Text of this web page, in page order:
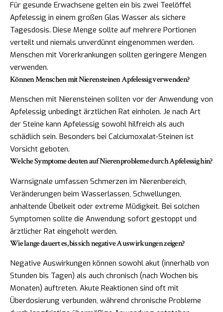
Für gesunde Erwachsene gelten ein bis zwei Teelöffel
Apfelessig in einem großen Glas Wasser als sichere
Tagesdosis. Diese Menge sollte auf mehrere Portionen
verteilt und niemals unverdünnt eingenommen werden.
Menschen mit Vorerkrankungen sollten geringere Mengen
verwenden.
Können Menschen mit Nierensteinen Apfelessig verwenden?
Menschen mit Nierensteinen sollten vor der Anwendung von
Apfelessig unbedingt ärztlichen Rat einholen. Je nach Art
der Steine kann Apfelessig sowohl hilfreich als auch
schädlich sein. Besonders bei Calciumoxalat-Steinen ist
Vorsicht geboten.
Welche Symptome deuten auf Nierenprobleme durch Apfelessig hin?
Warnsignale umfassen Schmerzen im Nierenbereich,
Veränderungen beim Wasserlassen, Schwellungen,
anhaltende Übelkeit oder extreme Müdigkeit. Bei solchen
Symptomen sollte die Anwendung sofort gestoppt und
ärztlicher Rat eingeholt werden.
Wie lange dauert es, bis sich negative Auswirkungen zeigen?
Negative Auswirkungen können sowohl akut (innerhalb von
Stunden bis Tagen) als auch chronisch (nach Wochen bis
Monaten) auftreten. Akute Reaktionen sind oft mit
Überdosierung verbunden, während chronische Probleme